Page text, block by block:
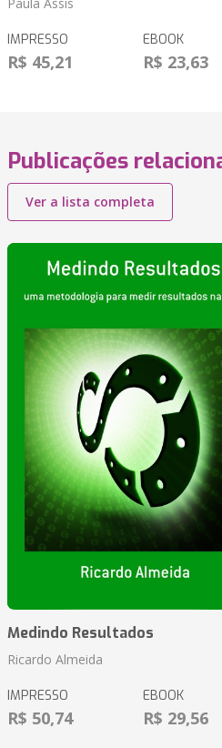
IMPRESSO
R$ 45,21
EBOOK
R$ 23,63
Publicações
Ver a lista completa
Medindo Resultados
Ricardo Almeida
IMPRESSO
R$ 50,74
EBOOK
R$ 29,56